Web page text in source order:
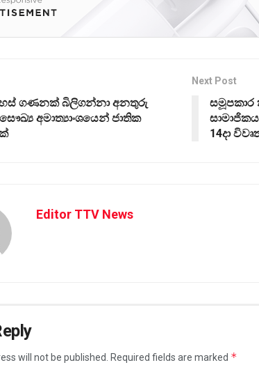
ගණනක් බිලිගන්නා අනතුරු
අමාත්‍යාංශයෙන් ජාතික
Next Post
14දා
Editor TTV News
will not be published. Required fields are marked *